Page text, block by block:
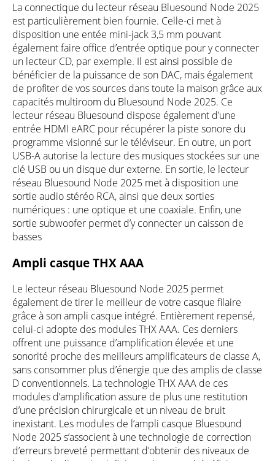
La connectique du lecteur réseau Bluesound Node 2025
est particulièrement bien fournie. Celle-ci met à
disposition une entée mini-jack 3,5 mm pouvant
également faire office d’entrée optique pour y connecter
un lecteur CD, par exemple. Il est ainsi possible de
bénéficier de la puissance de son DAC, mais également
de profiter de vos sources dans toute la maison grâce aux
capacités multiroom du Bluesound Node 2025. Ce
lecteur réseau Bluesound dispose également d’une
entrée HDMI eARC pour récupérer la piste sonore du
programme visionné sur le téléviseur. En outre, un port
USB-A autorise la lecture des musiques stockées sur une
clé USB ou un disque dur externe. En sortie, le lecteur
réseau Bluesound Node 2025 met à disposition une
sortie audio stéréo RCA, ainsi que deux sorties
numériques : une optique et une coaxiale. Enfin, une
sortie subwoofer permet d’y connecter un caisson de
basses
Ampli casque THX AAA
Le lecteur réseau Bluesound Node 2025 permet
également de tirer le meilleur de votre casque filaire
grâce à son ampli casque intégré. Entièrement repensé,
celui-ci adopte des modules THX AAA. Ces derniers
offrent une puissance d’amplification élevée et une
sonorité proche des meilleurs amplificateurs de classe A,
sans consommer plus d’énergie que des amplis de classe
D conventionnels. La technologie THX AAA de ces
modules d’amplification assure de plus une restitution
d’une précision chirurgicale et un niveau de bruit
inexistant. Les modules de l’ampli casque Bluesound
Node 2025 s’associent à une technologie de correction
d’erreurs breveté permettant d’obtenir des niveaux de